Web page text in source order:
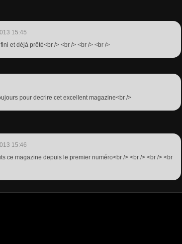
15:45
et déjà prêté<br /> <br /> <br /> <br />
pour decrire cet excellent magazine<br />
15:46
ce magazine depuis le premier numéro<br /> <br /> <br /> <br